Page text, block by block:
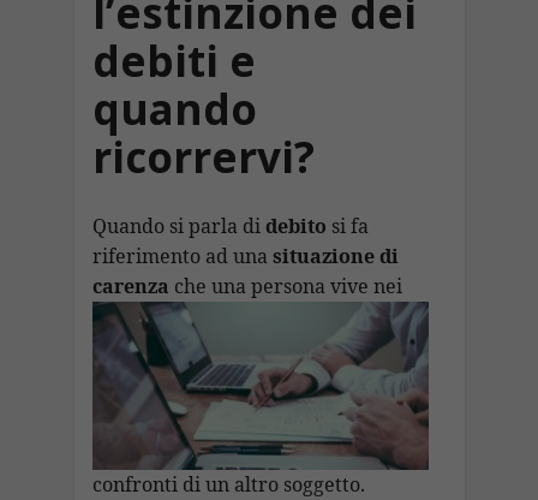
l’estinzione dei
debiti e
quando
ricorrervi?
Quando si parla di debito si fa
riferimento ad unasituazione di
carenza che una persona vive nei
confronti di un altro soggetto.